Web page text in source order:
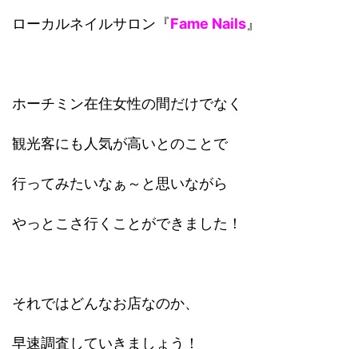
ローカルネイルサロン『Fame Nails 』
ホーチミン在住女性の間だけでなく
観光客にも人気が高いとのことで
行ってみたいなぁ～と思いながら
やっとこさ行くことができました！
それではどんなお店なのか、
早速調査していきましょう！